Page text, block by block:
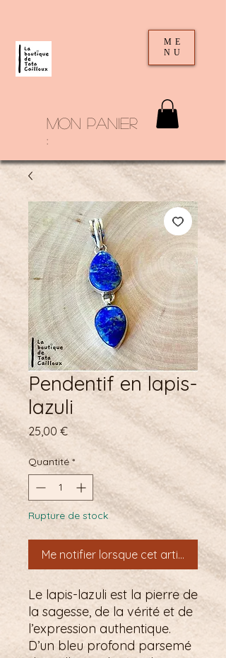
mon panier
:
ME
NU
Pendentif en lapis-
lazuli
25,00 €Prix
Quantité *
Rupture de stock
Me notifier lorsque cet article est
Le lapis-lazuli est la pierre de
la sagesse, de la vérité et de
l’expression authentique.
D’un bleu profond parsemé